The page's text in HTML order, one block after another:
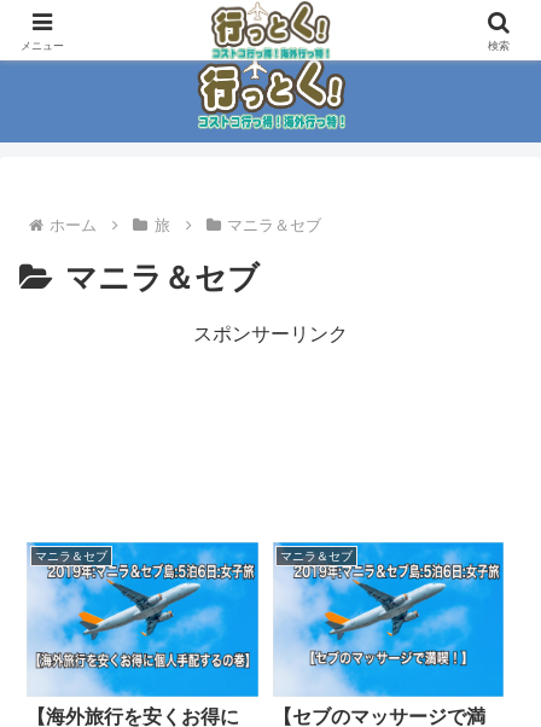
コストコ大好き家族がイチ押商品紹介！！
ホーム 旅 マニラ＆セブ
マニラ＆セブ
スポンサーリンク
マニラ＆セブ
【海外旅行を安くお得に
マニラ＆セブ
【セブのマッサージで満
メニュー 検索